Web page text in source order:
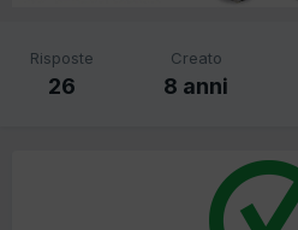
Risposte
26
Creato
8 anni